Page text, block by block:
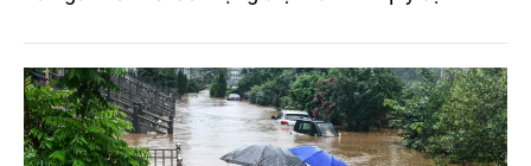
CP và các văn bản hướng dẫn liên quan. Tác giả tiến
hành tổng hợp, phân tích các điểm mới của pháp
luật về giấy chứng nhận điện tử, đánh giá thực
trạng triển khai tại Việt Nam trong bối cảnh chuyển